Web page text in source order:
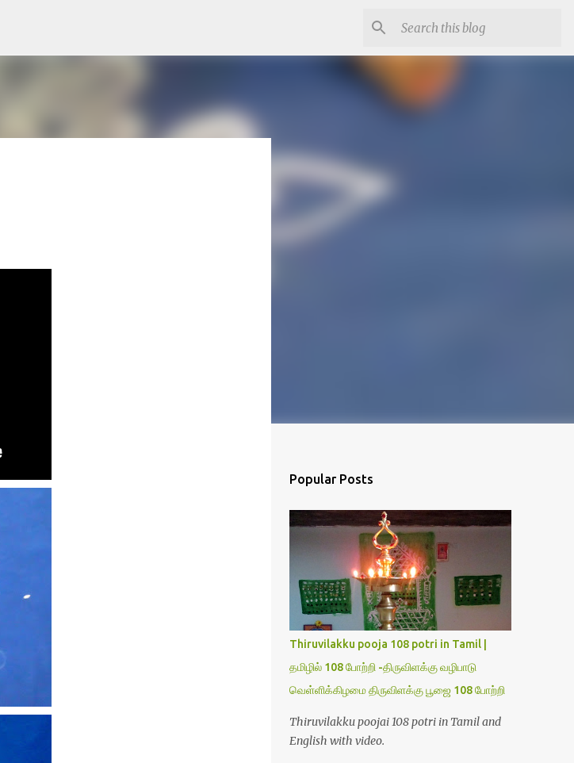
Popular Posts
Thiruvilakku pooja 108 potri in Tamil |
தமிழில் 108 போற்றி -திருவிளக்கு வழிபாடு
வெள்ளிக்கிழமை திருவிளக்கு பூஜை 108 போற்றி
Thiruvilakku poojai 108 potri in Tamil and
English with video.